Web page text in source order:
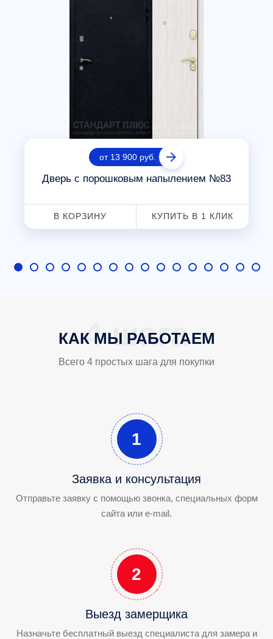
от 13 900 руб.
Дверь с порошковым напылением №83
В КОРЗИНУ КУПИТЬ В 1 КЛИК
КАК МЫ РАБОТАЕМ
Всего 4 простых шага для покупки
1
Заявка и консультация
Отправьте заявку с помощью звонка, специальных форм
сайта или e-mail.
2
Выезд замерщика
Назначьте бесплатный выезд специалиста для замера и